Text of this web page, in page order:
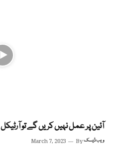
آئین پر عمل نہیں کریں گے تو آرٹیکل 6 لگے گا، شبلی فراز
March 7, 2023 Byویب ڈیسک